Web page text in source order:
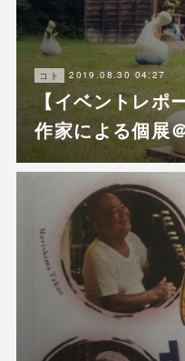
コト 2019.08.30 04:27
【イベントレポ
作家による個展